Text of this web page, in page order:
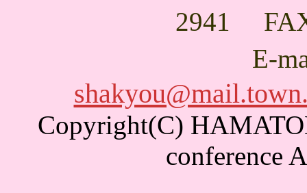
2941 FAX
E-
Copyright(C)
conference